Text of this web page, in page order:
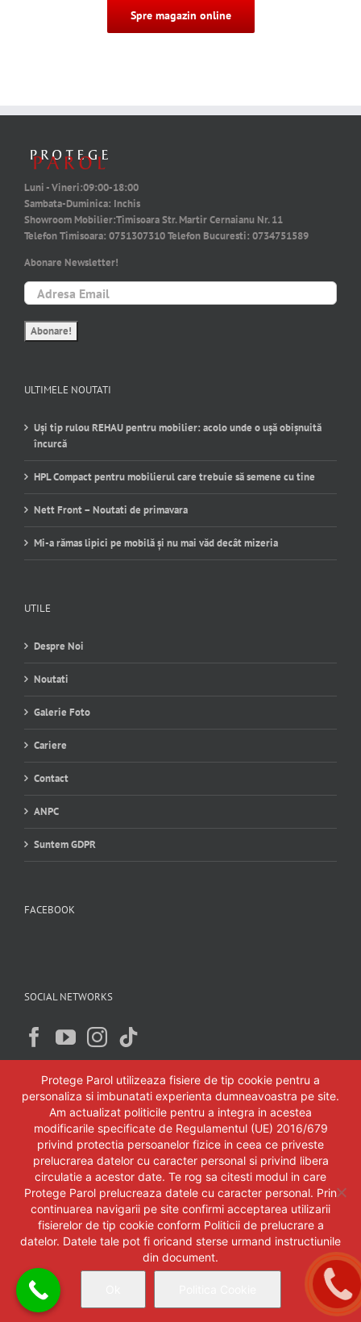
Spre magazin online
Luni - Vineri:09:00-18:00
Sambata-Duminica: Inchis
Showroom Mobilier:Timisoara Str. Martir Cernaianu Nr. 11
Telefon Timisoara: 0751307310Telefon Bucuresti: 0734751589
Abonare Newsletter!
ULTIMELE NOUTATI
Uși tip rulou REHAU pentru mobilier: acolo unde o ușă obișnuită
încurcă
HPL Compact pentru mobilierul care trebuie să semene cu tine
Nett Front – Noutati de primavara
Mi-a rămas lipici pe mobilă și nu mai văd decât mizeria
UTILE
Despre Noi
Noutati
Galerie Foto
Cariere
Contact
ANPC
Suntem GDPR
FACEBOOK
SOCIAL NETWORKS
Copyright 2018 Protege-Parol SRL Timisoara. Toate drepturile rezervate.
Oferte
accesorii
Blog Protege Parol
Protege Parol utilizeaza fisiere de tip cookie pentru a
personaliza si imbunatati experienta dumneavoastra pe site.
Am actualizat politicile pentru a integra in acestea
modificarile specificate de Regulamentul (UE) 2016/679
privind protectia persoanelor fizice in ceea ce priveste
prelucrarea datelor cu caracter personal si privind libera
circulatie a acestor date. Te rog sa citesti modul in care
Protege Parol prelucreaza datele cu caracter personal. Prin
continuarea navigarii pe site confirmi acceptarea utilizarii
fisierelor de tip cookie conform Politicii de prelucrare a
datelor. Datele tale pot fi oricand sterse urmand instructiunile
din document.